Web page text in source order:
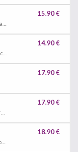
15.90 €
14.90 €
17.90 €
17.90 €
18.90 €